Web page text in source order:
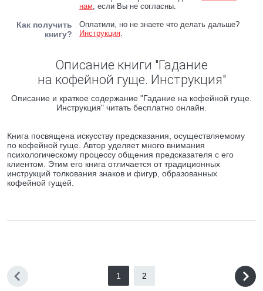
нам, если Вы не согласны.
Как получить
книгу?
Оплатили, но не знаете что делать дальше?
Инструкция.
Описание книги "Гадание
на кофейной гуще. Инструкция"
Описание и краткое содержание "Гадание на кофейной гуще.
Инструкция" читать бесплатно онлайн.
Книга посвящена искусству предсказания, осуществляемому
по кофейной гуще. Автор уделяет много внимания
психологическому процессу общения предсказателя с его
клиентом. Этим его книга отличается от традиционных
инструкций толкования знаков и фигур, образованных
кофейной гущей.
1 2